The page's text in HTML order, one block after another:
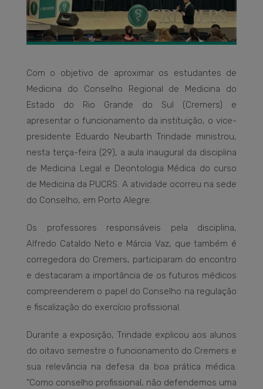
Com o objetivo de aproximar os estudantes de
Medicina do Conselho Regional de Medicina do
Estado do Rio Grande do Sul (Cremers) e
apresentar o funcionamento da instituição, o vice-
presidente Eduardo Neubarth Trindade ministrou,
nesta terça-feira (29), a aula inaugural da disciplina
de Medicina Legal e Deontologia Médica do curso
de Medicina da PUCRS. A atividade ocorreu na sede
do Conselho, em Porto Alegre.
Os professores responsáveis pela disciplina,
Alfredo Cataldo Neto e Márcia Vaz, que também é
corregedora do Cremers, participaram do encontro
e destacaram a importância de os futuros médicos
compreenderem o papel do Conselho na regulação
e fiscalização do exercício profissional.
Durante a exposição, Trindade explicou aos alunos
do oitavo semestre o funcionamento do Cremers e
sua relevância na defesa da boa prática médica.
“Como conselho profissional, não defendemos uma